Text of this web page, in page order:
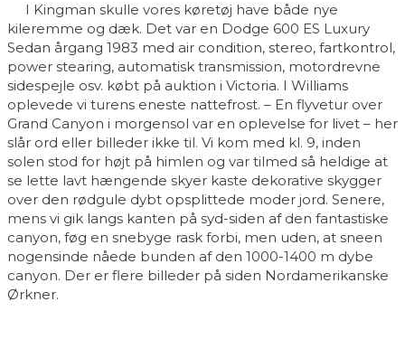
I Kingman skulle vores køretøj have både nye
kileremme og dæk. Det var en Dodge 600 ES Luxury
Sedan årgang 1983 med air condition, stereo, fartkontrol,
power stearing, automatisk transmission, motordrevne
sidespejle osv. købt på auktion i Victoria. I Williams
oplevede vi turens eneste nattefrost. – En flyvetur over
Grand Canyon i morgensol var en oplevelse for livet – her
slår ord eller billeder ikke til. Vi kom med kl. 9, inden
solen stod for højt på himlen og var tilmed så heldige at
se lette lavt hængende skyer kaste dekorative skygger
over den rødgule dybt opsplittede moder jord. Senere,
mens vi gik langs kanten på syd-siden af den fantastiske
canyon, føg en snebyge rask forbi, men uden, at sneen
nogensinde nåede bunden af den 1000-1400 m dybe
canyon. Der er flere billeder på siden Nordamerikanske
Ørkner.